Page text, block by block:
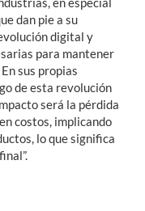
dan pie a su
digital y
para mantener
sus propias
de esta revolución
será la pérdida
costos, implicando
lo que significa